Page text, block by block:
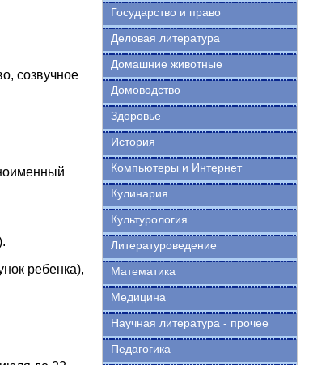
созвучное
ребенка),
Государство и право
Деловая литература
Домашние животные
Домоводство
Здоровье
История
Компьютеры и Интернет
Кулинария
Культурология
Литературоведение
Математика
Медицина
Научная литература - прочее
Педагогика